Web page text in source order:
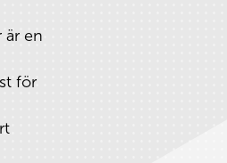
är en
för